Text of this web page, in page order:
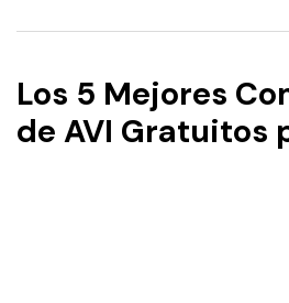
Los 5 Mejores
de AVI Gratuitos